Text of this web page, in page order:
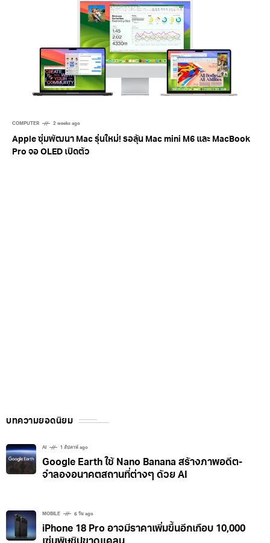
COMPUTER 2 weeks ago
Apple ซุ่มพัฒนา Mac รุ่นใหม่! รอลุ้น Mac mini M6 และ MacBook
Pro จอ OLED เปิดตัว
บทความยอดนิยม
AI 1 สัปดาห์ ago
Google Earth ใช้ Nano Banana สร้างภาพอดีต-
จำลองอนาคตสถานที่ต่างๆ ด้วย AI
MOBILE 6 วัน ago
iPhone 18 Pro อาจมีราคาเพิ่มขึ้นอีกเกือบ 10,000